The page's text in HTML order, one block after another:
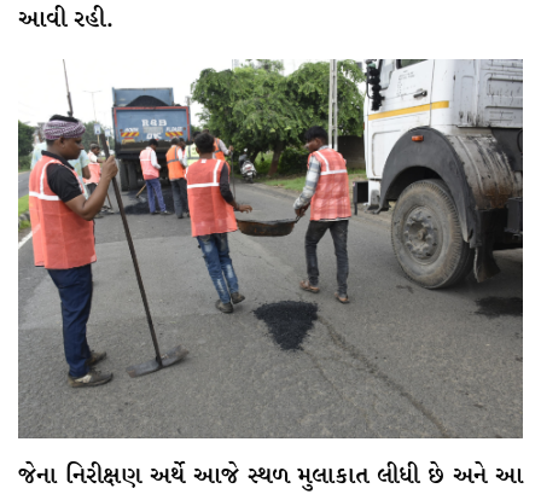
આવી રહી.
જેના નિરીક્ષણ અર્થે આજે સ્થળ મુલાકાત લીધી છે અને આ